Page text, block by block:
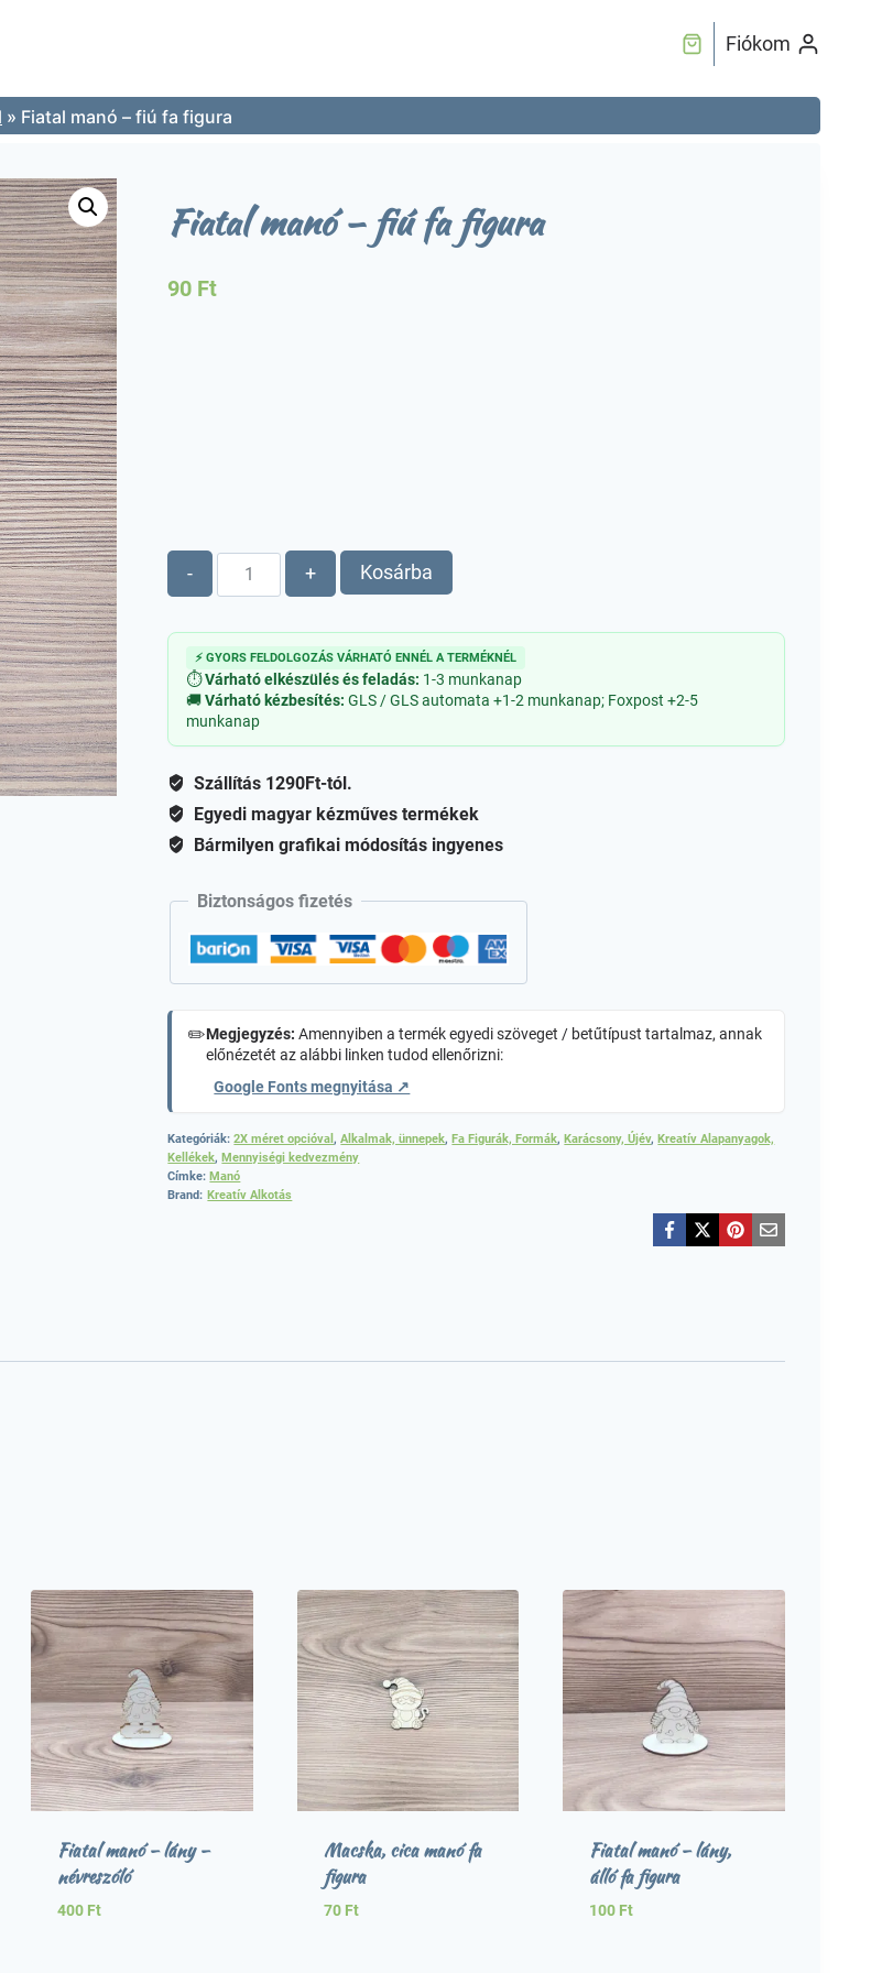
Fiókom
» Fiatal manó – fiú fa figura
Fiatal manó – fiú fa figura
90 Ft
-
Fiatal
manó
fa
figura
mennyiség
+ Kosárba
⚡ GYORS FELDOLGOZÁS VÁRHATÓ ENNÉL A TERMÉKNÉL
⏱Várható elkészülés és feladás: 1-3 munkanap
🚚Várható kézbesítés: GLS / GLS automata +1-2 munkanap; Foxpost +2-5
munkanap
Szállítás 1290Ft-tól.
Egyedi magyar kézműves termékek
Bármilyen grafikai módosítás ingyenes
Biztonságos fizetés
✏️Megjegyzés: Amennyiben a termék egyedi szöveget / betűtípust tartalmaz, annak
előnézetét az alábbi linken tudod ellenőrizni:
Google Fonts megnyitása ↗
Kategóriák:2X méret opcióval,Alkalmak, ünnepek, Fa Figurák, Formák, Karácsony, Újév, Kreatív Alapanyagok,
Kellékek, Mennyiségi kedvezmény
Címke: Manó
Brand: Kreatív Alkotás
Fiatal manó – lány –
névreszóló
400 Ft
Macska, cica manó fa
figura
70 Ft
Fiatal manó – lány,
álló fa figura
100 Ft